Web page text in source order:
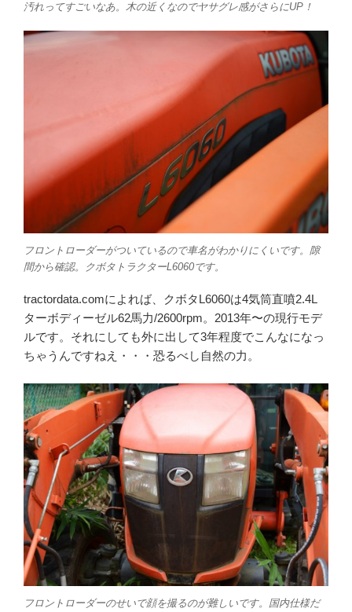
汚れってすごいなあ。木の近くなのでヤサグレ感がさらにUP！
フロントローダーがついているので車名がわかりにくいです。隙
間から確認。クボタトラクターL6060です。
tractordata.comによれば、クボタL6060は4気筒直噴2.4L
ターボディーゼル62馬力/2600rpm。2013年〜の現行モデ
ルです。それにしても外に出して3年程度でこんなになっ
ちゃうんですねえ・・・恐るべし自然の力。
フロントローダーのせいで顔を撮るのが難しいです。国内仕様だ